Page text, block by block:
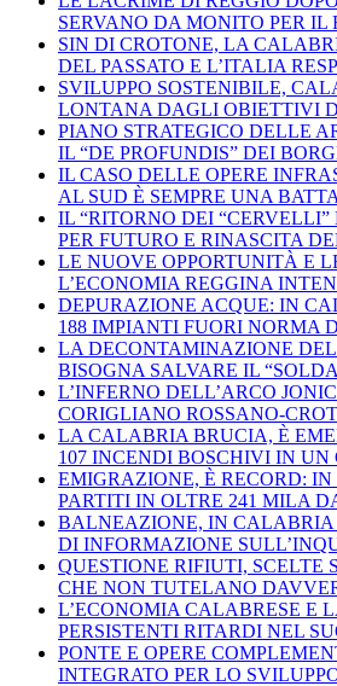
SERVANO DA MONITO PER IL
SIN DI CROTONE, LA
DEL PASSATO E L’ITALIA
SVILUPPO SOSTENIBILE,
LONTANA DAGLI OBIETTIVI
PIANO STRATEGICO DELLE
IL “DE PROFUNDIS” DEI
IL CASO DELLE OPERE
AL SUD È SEMPRE UNA
IL “RITORNO DEI “CERVELLI”
PER FUTURO E RINASCITA
LE NUOVE OPPORTUNITÀ E
L’ECONOMIA REGGINA
DEPURAZIONE ACQUE: IN
188 IMPIANTI FUORI NORMA
LA DECONTAMINAZIONE
BISOGNA SALVARE IL
L’INFERNO DELL’ARCO
CORIGLIANO ROSSANO-
LA CALABRIA BRUCIA, È
107 INCENDI BOSCHIVI IN UN
EMIGRAZIONE, È RECORD:
PARTITI IN OLTRE 241 MILA
BALNEAZIONE, IN CALABRIA
DI INFORMAZIONE
QUESTIONE RIFIUTI, SCELTE
CHE NON TUTELANO
L’ECONOMIA CALABRESE E
PERSISTENTI RITARDI NEL
PONTE E OPERE
INTEGRATO PER LO